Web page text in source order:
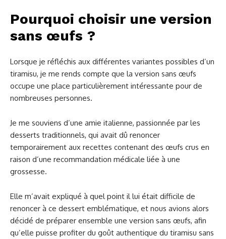
Pourquoi choisir une version
sans œufs ?
Lorsque je réfléchis aux différentes variantes possibles d’un
tiramisu, je me rends compte que la version sans œufs
occupe une place particulièrement intéressante pour de
nombreuses personnes.
Je me souviens d’une amie italienne, passionnée par les
desserts traditionnels, qui avait dû renoncer
temporairement aux recettes contenant des œufs crus en
raison d’une recommandation médicale liée à une
grossesse.
Elle m’avait expliqué à quel point il lui était difficile de
renoncer à ce dessert emblématique, et nous avions alors
décidé de préparer ensemble une version sans œufs, afin
qu’elle puisse profiter du goût authentique du tiramisu sans